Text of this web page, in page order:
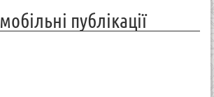
публікації